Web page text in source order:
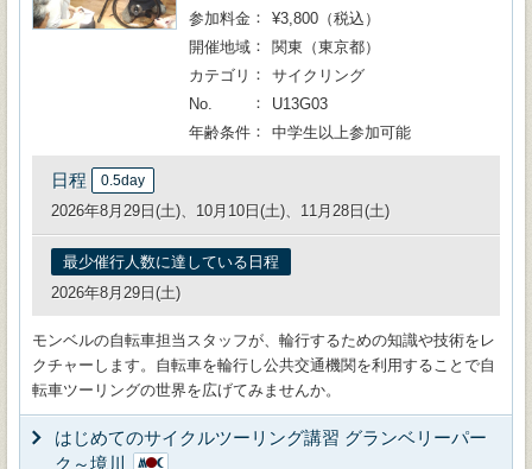
参加料金
¥3,800（税込）
開催地域
関東（東京都）
カテゴリ
サイクリング
No.
U13G03
年齢条件
中学生以上参加可能
日程 0.5day
2026年8月29日(土)、10月10日(土)、11月28日(土)
最少催行人数に達している日程
2026年8月29日(土)
モンベルの自転車担当スタッフが、輪行するための知識や技術をレ
クチャーします。自転車を輪行し公共交通機関を利用することで自
転車ツーリングの世界を広げてみませんか。
はじめてのサイクルツーリング講習 グランベリーパー
ク～境川